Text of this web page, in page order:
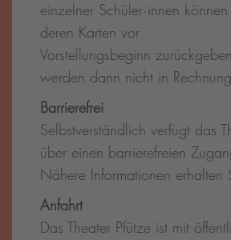
einzelner Schüler·innen
deren Karten vor
Vorstellungsbeginn
werden dann nicht in
Barrierefrei
Selbstverständlich verfügt das
über einen barrierefreien
Nähere Informationen erhalten
Anfahrt
Das Theater Pfütze ist mit